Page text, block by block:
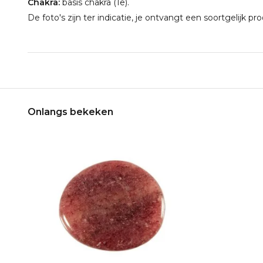
Chakra: basis chakra (1e).
De foto's zijn ter indicatie, je ontvangt een soortgelijk
Onlangs bekeken